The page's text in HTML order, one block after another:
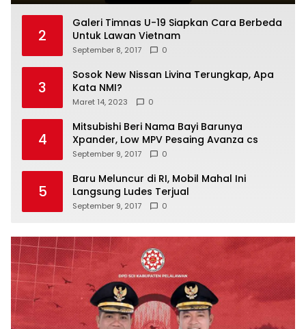
2
Galeri Timnas U-19 Siapkan Cara Berbeda
Untuk Lawan Vietnam
September 8, 2017 0
3
Sosok New Nissan Livina Terungkap, Apa
Kata NMI?
Maret 14, 2023 0
4
Mitsubishi Beri Nama Bayi Barunya
Xpander, Low MPV Pesaing Avanza cs
September 9, 2017 0
5
Baru Meluncur di RI, Mobil Mahal Ini
Langsung Ludes Terjual
September 9, 2017 0